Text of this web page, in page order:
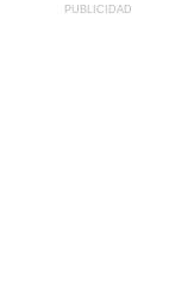
PUBLICIDAD